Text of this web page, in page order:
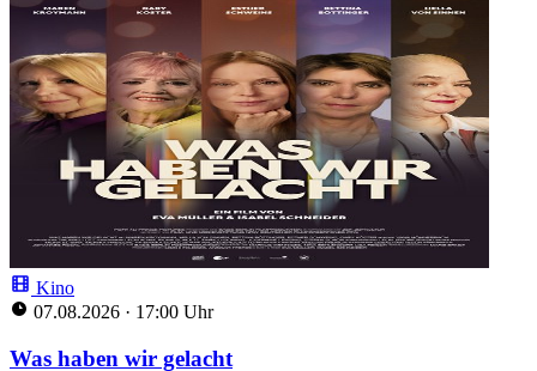
Kino
07.08.2026 · 17:00 Uhr
Was haben wir gelacht